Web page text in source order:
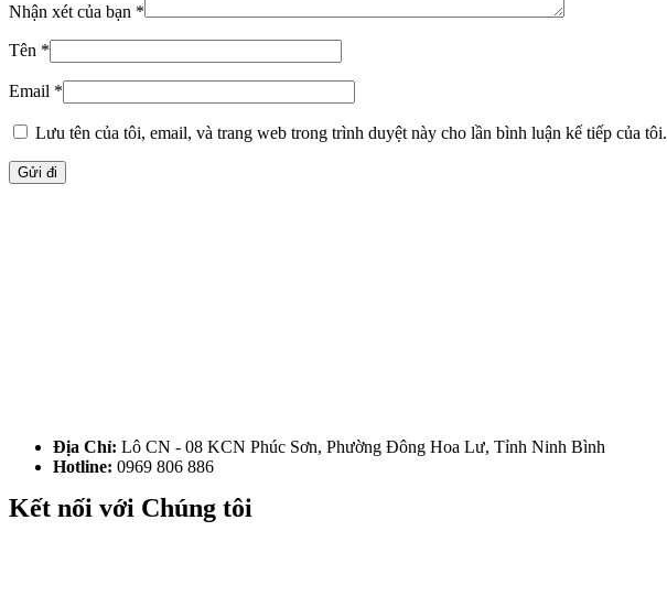
Nhận xét của bạn *
Tên *
Email *
Lưu tên của tôi, email, và trang web trong trình duyệt này cho lần bình luận kế tiếp của tôi.
Địa Chỉ: Lô CN - 08 KCN Phúc Sơn, Phường Đông Hoa Lư, Tỉnh Ninh Bình
Hotline: 0969 806 886
Kết nối với Chúng tôi